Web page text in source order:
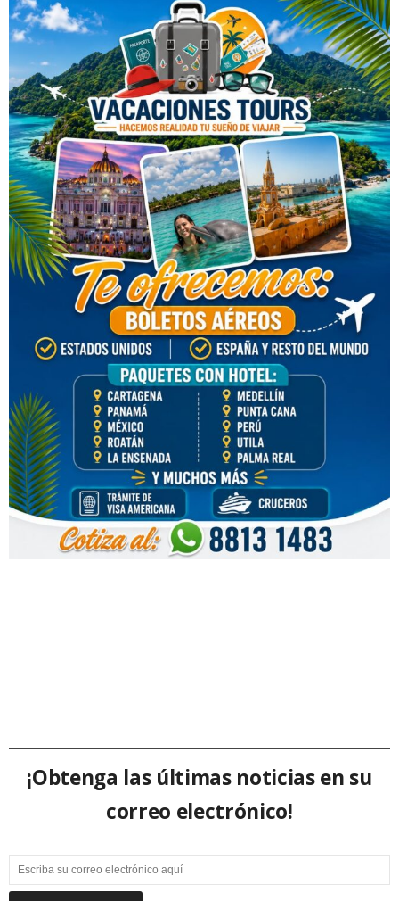
¡Obtenga las últimas noticias en su
correo electrónico!